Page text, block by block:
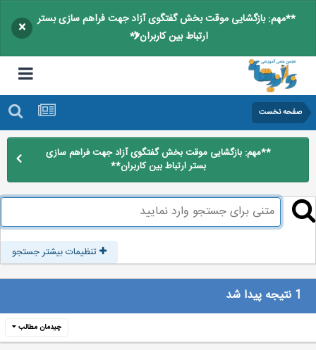
**مهم: بازگشایی موقت بخش گفتگوی آزاد جهت فراهم سازی بستر
ارتباط بین کاربران**
×
صفحه نخست
**مهم: بازگشایی موقت بخش گفتگوی آزاد جهت فراهم سازی
بستر ارتباط بین کاربران**
تنظیمات بیشتر جستجو
چیدمان مطالب